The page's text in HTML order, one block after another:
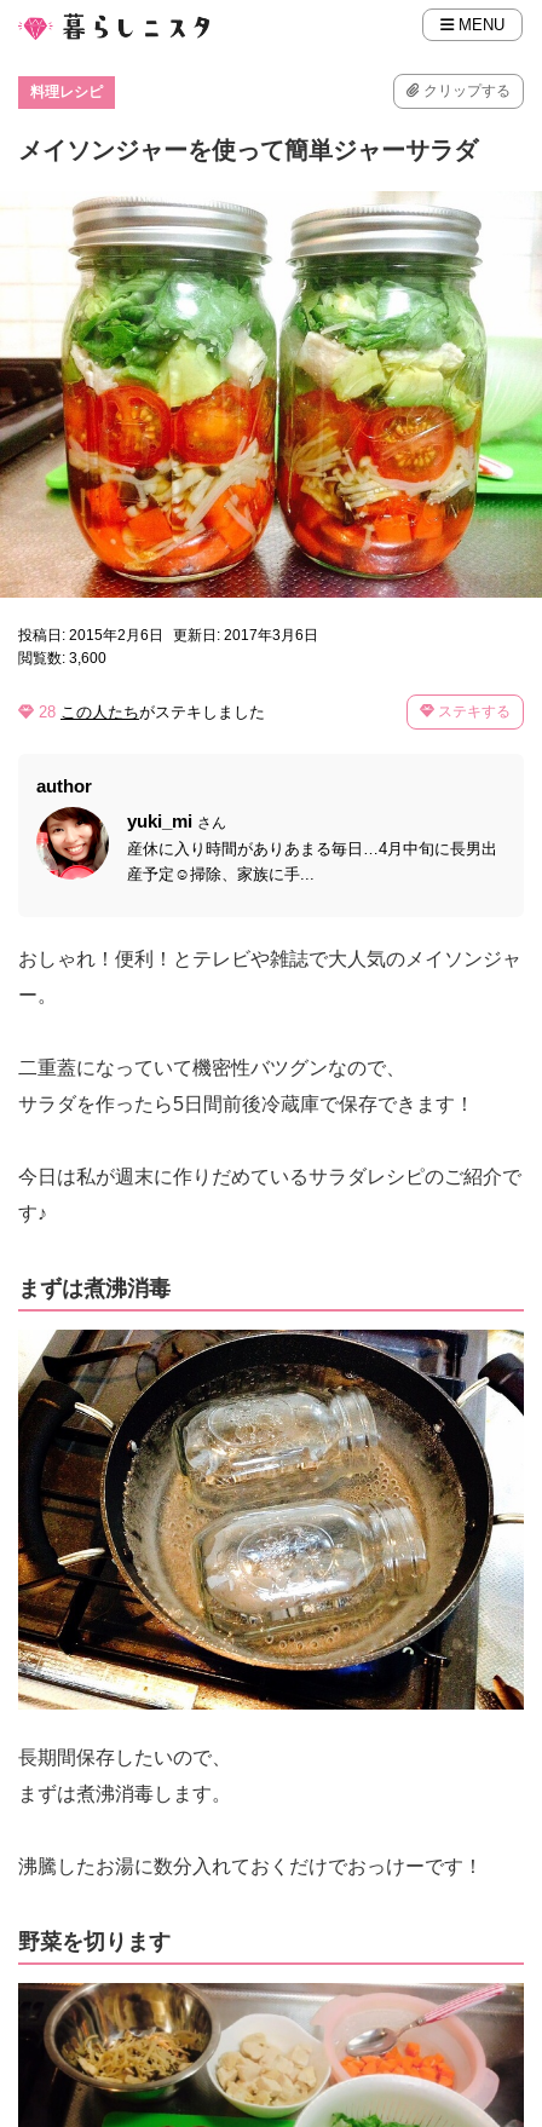
MENU
料理レシピ クリップする
メイソンジャーを使って簡単ジャーサラダ
投稿日: 2015年2月6日
更新日: 2017年3月6日
閲覧数: 3,600
28 この人たちがステキしました ステキする
author
yuki_mi さん
産休に入り時間がありあまる毎日…4月中旬に長男出
産予定☺掃除、家族に手...
おしゃれ！便利！とテレビや雑誌で大人気のメイソンジャ
ー。
二重蓋になっていて機密性バツグンなので、
サラダを作ったら5日間前後冷蔵庫で保存できます！
今日は私が週末に作りだめているサラダレシピのご紹介で
す♪
まずは煮沸消毒
長期間保存したいので、
まずは煮沸消毒します。
沸騰したお湯に数分入れておくだけでおっけーです！
野菜を切ります